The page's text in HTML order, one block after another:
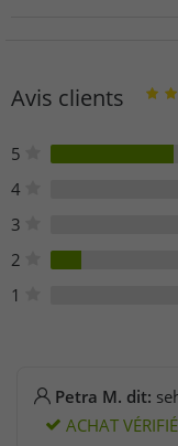
40212 Düsseldorf
Avis clients
5
4
3
2
1
Petra M. dit:
ACHAT VÉRIFIÉ